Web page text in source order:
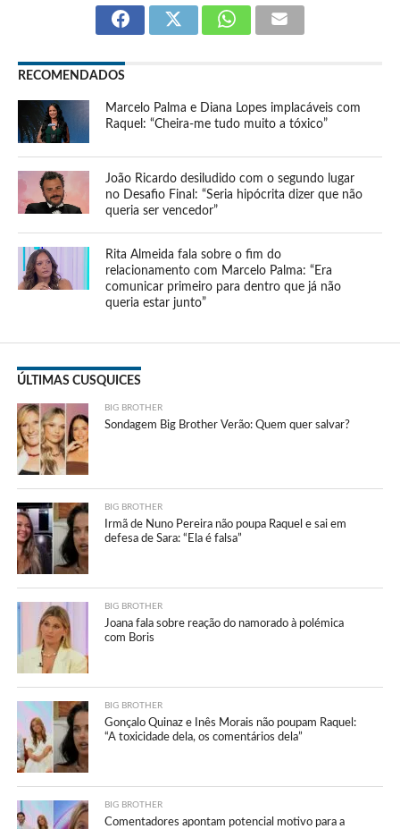
RECOMENDADOS
Marcelo Palma e Diana Lopes implacáveis com
Raquel: “Cheira-me tudo muito a tóxico”
João Ricardo desiludido com o segundo lugar
no Desafio Final: “Seria hipócrita dizer que não
queria ser vencedor”
Rita Almeida fala sobre o fim do
relacionamento com Marcelo Palma: “Era
comunicar primeiro para dentro que já não
queria estar junto”
ÚLTIMAS CUSQUICES
BIG BROTHER
Sondagem Big Brother Verão: Quem quer salvar?
BIG BROTHER
Irmã de Nuno Pereira não poupa Raquel e sai em
defesa de Sara: “Ela é falsa”
BIG BROTHER
Joana fala sobre reação do namorado à polémica
com Boris
BIG BROTHER
Gonçalo Quinaz e Inês Morais não poupam Raquel:
“A toxicidade dela, os comentários dela”
BIG BROTHER
Comentadores apontam potencial motivo para a